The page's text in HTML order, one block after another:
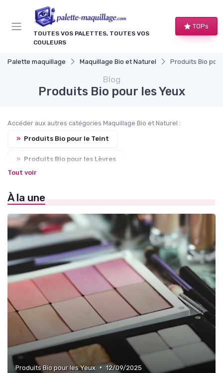
TOUTES VOS PALETTES, TOUTES VOS
COULEURS
TOPs
Palette maquillage Maquillage Bio et Naturel Produits Bio
Blog
Produits Bio pour les Yeux
Accéder aux autres catégories Maquillage Bio et Naturel :
» Produits Bio pour le Teint
» Produits Bio pour les Lèvres
» Soins de Peau Bio et Pré-Maquillage
Tout voir
À la une
Produits Bio pour les Yeux • 12/09/2025
Panneau de gestion des cookies